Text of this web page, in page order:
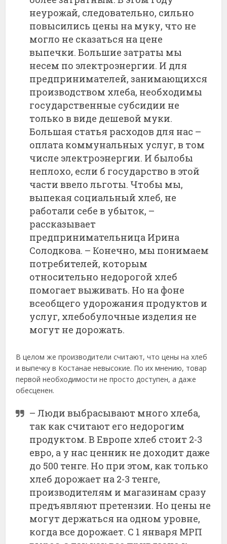
неурожай, следовательно, сильно
повысились цены на муку, что не
могло не сказаться на цене
выпечки. Большие затраты мы
несем по электроэнергии. И для
предпринимателей, занимающихся
производством хлеба, необходимы
государственные субсидии не
только в виде дешевой муки.
Большая статья расходов для нас –
оплата коммунальных услуг, в том
числе электроэнергии. И былобы
неплохо, если б государство в этой
части ввело льготы. Чтобы мы,
выпекая социальный хлеб, не
работали себе в убыток, –
рассказывает
предпринимательница Ирина
Солодкова. – Конечно, мы понимаем
потребителей, которым
относительно недорогой хлеб
помогает выживать. Но на фоне
всеобщего удорожания продуктов и
услуг, хлебобулочные изделия не
могут не дорожать.
В целом же производители считают, что цены на хлеб
и выпечку в Костанае невысокие. По их мнению, товар
первой необходимости не просто доступен, а даже
обесценен.
– Люди выбрасывают много хлеба,
так как считают его недорогим
продуктом. В Европе хлеб стоит 2-3
евро, а у нас ценник не доходит даже
до 500 тенге. Но при этом, как только
хлеб дорожает на 2-3 тенге,
производителям и магазинам сразу
предъявляют претензии. Но цены не
могут держаться на одном уровне,
когда все дорожает. С 1 января МРП